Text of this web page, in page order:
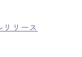
リース